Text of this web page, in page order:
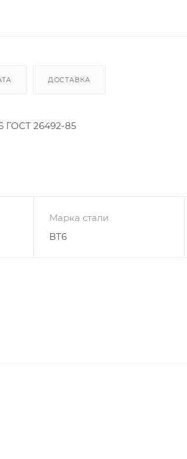
ДОСТАВКА
ГОСТ 26492-85
Марка стали
ВТ6